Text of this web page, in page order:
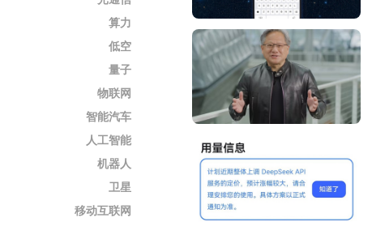
算力
低空
量子
物联网
智能汽车
人工智能
机器人
卫星
移动互联网